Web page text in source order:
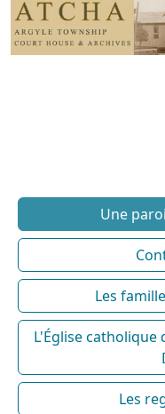
Une
Les
L'Église catholique
Les